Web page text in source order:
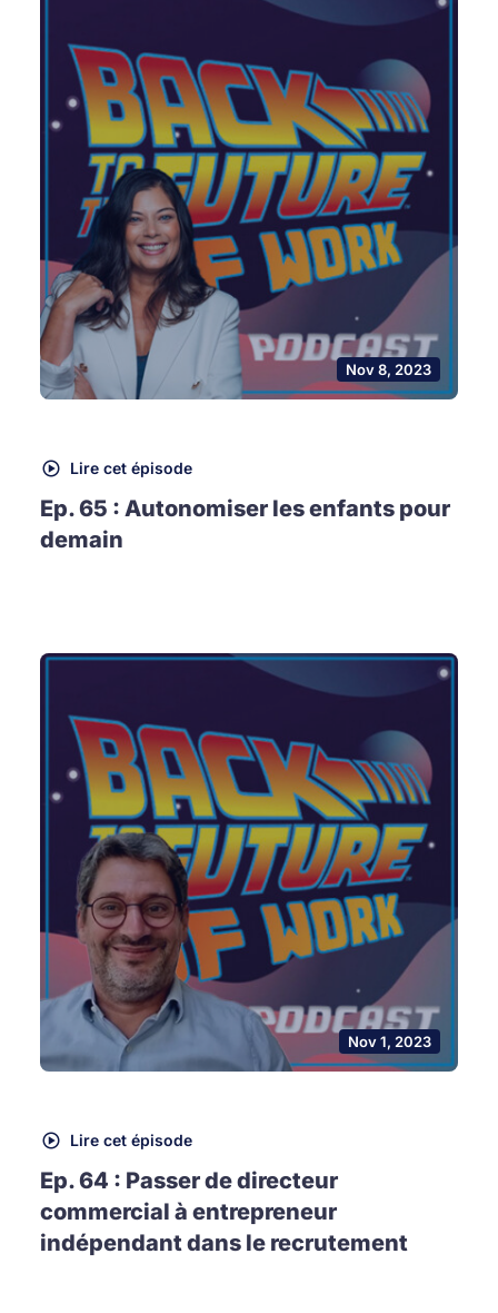
Nov 8, 2023
Lire cet épisode
Ep. 65 : Autonomiser les enfants pour
demain
Nov 1, 2023
Lire cet épisode
Ep. 64 : Passer de directeur
commercial à entrepreneur
indépendant dans le recrutement